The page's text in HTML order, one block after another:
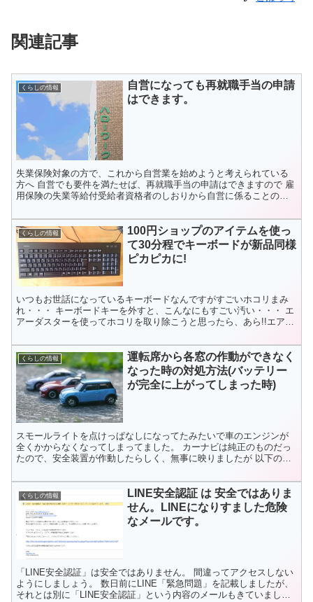
関連記事
くらしの情報
自営になっても再就職手当の申請
はできます。
失業保険対象の方で、これから自営業を始めようと考えられている
方へ 自営でも要件を満たせば、再就職手当の申請はできますので 雇
用保険の失業等給付受給者資格者のしおりから自営に係ることのみ
くらしの情報
100円ショップのアイテムを使っ
て30分程でキーボードが新品同様
ピカピカに!
いつもお世話になっているキーボードなんですがすごいホコリまみ
れ・・・ キーボードキーを外すと、こんなにもすごい汚い・・・ エ
アーダスターを使ってホコリを取り除こうと思ったら、あら!!エアー
くらしの情報
運転席から各窓の作動ができなく
なった時の対処方法(バッテリー
が完全に上がってしまった時)
スモールライトを点けっぱなしになってたみたいで車のエンジンが
全くかからなくなってしまってました。 カーナビは純正のものだっ
たので、安全装置が作動したらしく、無事に映りましたが 以下のよ
くらしの情報
LINE安全認証 は 安全ではありま
せん。LINEになりすました危険
なメールです。
「LINE安全認証」は安全ではありません。 間違ってアクセスしない
ようにしましょう。 数日前にLINE「緊急問題」を記載しましたが、
それとは別に「LINE安全認証」という内容のメールもきていました